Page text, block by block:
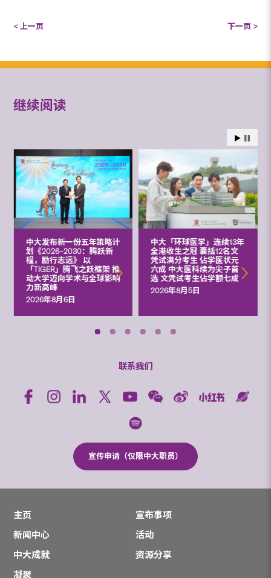
< 上一页 下一页 >
继续阅读
中大发布新一份五年策略计
划《2026‒2030：腾跃新
程，励行志远》 以
「TIGER」腾飞之跃框架 推
动大学迈向学术与全球影响
力新高峰
2026年8月6日
中大「环球医学」连续13年
全港收生之冠 囊括12名文
凭试满分考生 佔学医状元
六成 中大医科续为尖子首
选 文凭试考生佔学额七成
2026年8月5日
联系我们
宣传申请（仅限中大职员）
主页
宣布事项
新闻中心
活动
中大成就
资源分享
凝聚